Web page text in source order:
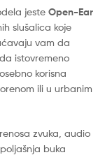
jeste Open-Ear
slušalica koje
vam da
istovremeno
korisna
ili u urbanim
zvuka, audio
buka